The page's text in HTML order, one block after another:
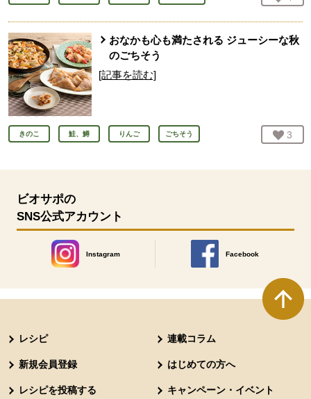
おなかも心も満たされる ジューシーな秋
のごちそう
[記事を読む]
きのこ 鮭、鱒 りんご ごちそう お気
3
ビオサポの
SNS公式アカウント
Instagram
別のウィンドウで開きます。
Facebook
別のウィンドウで開きます
レシピ 連載コラム
新規会員登録 はじめての方へ
レシピを投稿する キャンペーン・イベント